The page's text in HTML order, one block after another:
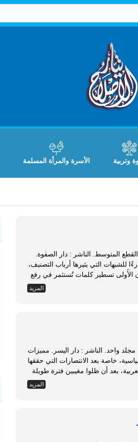
وتربية الأسرة والمرأة المسلمة
تاريخ النشر : الطبعة الأولى (1427هـ - 2006م). عدد الصفحات : 88 صفحة من القطع المتوسط. الناشر : دار الصفوة.
ودرءًا للشبهات التي يثيرها أرباب التصنيف،
أن الأَولى تسطير كلمات تُستثمر في رفع
المزيد
تاريخ النشر : الطبعة الثانية (1433هـ - 2012م). عدد الصفحات : 781 صفحة في مجلد واحد. الناشر : دار اليسر. مميزات
خاصة بعد الانتصارات التي حققها
بعد أن ظلوا مغيبين فترة طويلة
المزيد